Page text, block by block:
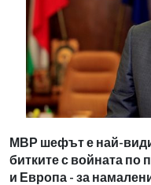
МВР шефът е най-
битките с войната
и Европа - за